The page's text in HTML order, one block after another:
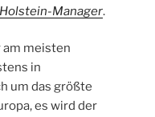
Manager.
meisten
in
um das größte
es wird der